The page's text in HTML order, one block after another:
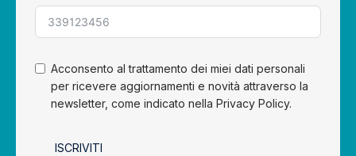
Acconsento al trattamento dei miei dati personali
per ricevere aggiornamenti e novità attraverso la
newsletter, come indicato nella Privacy Policy.
ISCRIVITI